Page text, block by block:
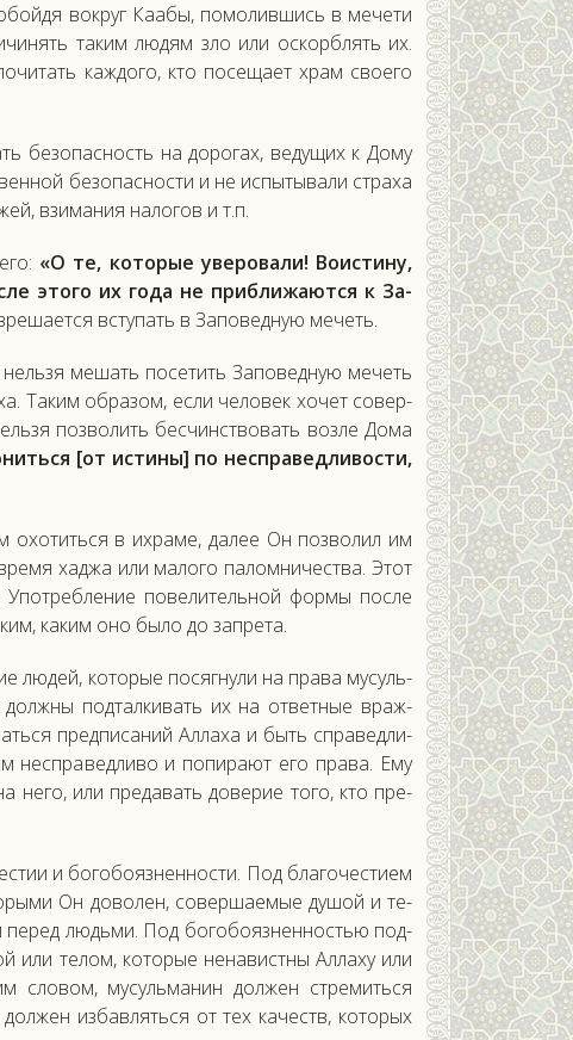
вок­руг Ка­абы, по­молив­шись в ме­чети
та­ким лю­дям зло или ос­кор­блять их.
каж­до­го, кто по­сеща­ет храм сво­его
бе­зопас­ность на до­рогах, ве­дущих к До­му
бе­зопас­ности и не ис­пы­тыва­ли стра­ха
взи­мания на­логов и т.п.
«О те, ко­торые уве­рова­ли! Во­ис­ти­ну,
это­го их го­да не приб­ли­жа­ют­ся к За­
всту­пать в За­поведную ме­четь.
ме­шать по­сетить За­повед­ную ме­четь
Та­ким об­ра­зом, ес­ли че­ловек хо­чет со­вер­
поз­во­лить бес­чинс­тво­вать воз­ле До­ма
[от ис­ти­ны] по нес­пра­вед­ли­вос­ти,
охо­тить­ся в их­ра­ме, да­лее Он поз­во­лил им
хад­жа или ма­лого па­лом­ни­чес­тва. Этот
по­вели­тель­ной фор­мы пос­ле
ка­ким оно бы­ло до зап­ре­та.
лю­дей, ко­торые по­сяг­ну­ли на пра­ва му­суль­
под­талки­вать их на от­ветные враж­
пред­пи­саний Ал­ла­ха и быть спра­вед­ли­
нес­пра­вед­ли­во и по­пира­ют его пра­ва. Ему
не­го, или пре­давать до­верие то­го, кто пре­
и бо­гобо­яз­неннос­ти. Под бла­гочес­ти­ем
Он до­волен, со­вер­ша­емые ду­шой и те­
пе­ред людь­ми. Под бо­гобо­яз­ненностью под­
или те­лом, ко­торые не­навис­тны Ал­ла­ху или
сло­вом, му­суль­ма­нин дол­жен стре­мить­ся
из­бавлять­ся от тех ка­честв, ко­торых